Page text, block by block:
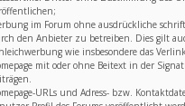
im Forum ohne ausdrückliche
den Anbieter zu betreiben. Dies gilt
wie insbesondere das
mit oder ohne Beitext in der
URLs und Adress- bzw.